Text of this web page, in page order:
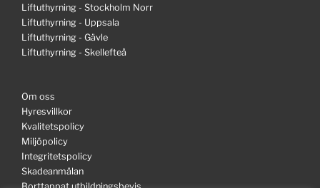
Liftuthyrning - Stockholm Norr
Liftuthyrning - Uppsala
Liftuthyrning - Gävle
Liftuthyrning - Skellefteå
Om oss
Hyresvillkor
Kvalitetspolicy
Miljöpolicy
Integritetspolicy
Skadeanmälan